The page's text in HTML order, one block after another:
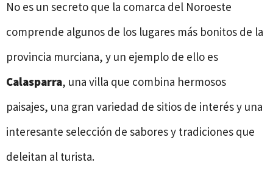
No es un secreto que la comarca del Noroeste
comprende algunos de los lugares más bonitos de la
provincia murciana, y un ejemplo de ello es
Calasparra, una villa que combina hermosos
paisajes, una gran variedad de sitios de interés y una
interesante selección de sabores y tradiciones que
deleitan al turista.